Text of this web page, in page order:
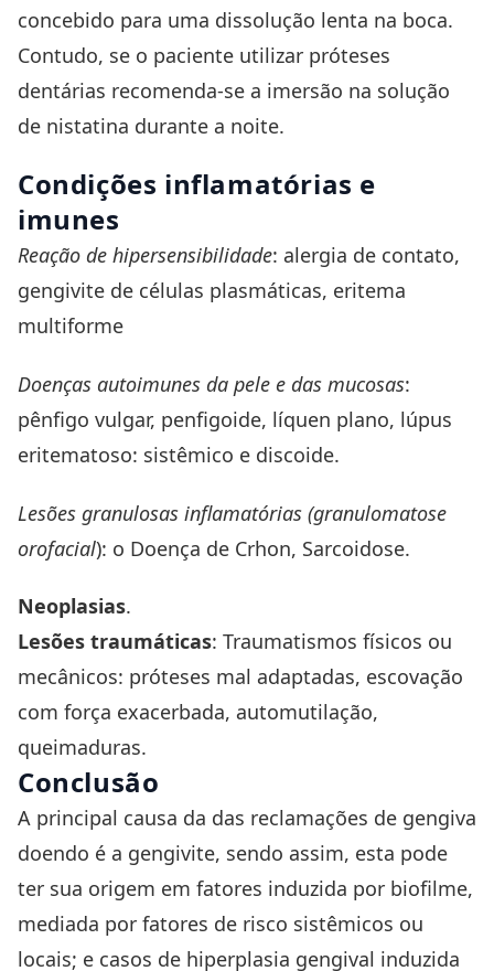
concebido para uma dissolução lenta na boca.
Contudo, se o paciente utilizar próteses
dentárias recomenda-se a imersão na solução
de nistatina durante a noite.
Condições inflamatórias e
imunes
Reação de hipersensibilidade: alergia de contato,
gengivite de células plasmáticas, eritema
multiforme
Doenças autoimunes da pele e das mucosas:
pênfigo vulgar, penfigoide, líquen plano, lúpus
eritematoso: sistêmico e discoide.
Lesões granulosas inflamatórias (granulomatose
orofacial): o Doença de Crhon, Sarcoidose.
Neoplasias.
Lesões traumáticas: Traumatismos físicos ou
mecânicos: próteses mal adaptadas, escovação
com força exacerbada, automutilação,
queimaduras.
Conclusão
A principal causa da das reclamações de gengiva
doendo é a gengivite, sendo assim, esta pode
ter sua origem em fatores induzida por biofilme,
mediada por fatores de risco sistêmicos ou
locais; e casos de hiperplasia gengival induzida